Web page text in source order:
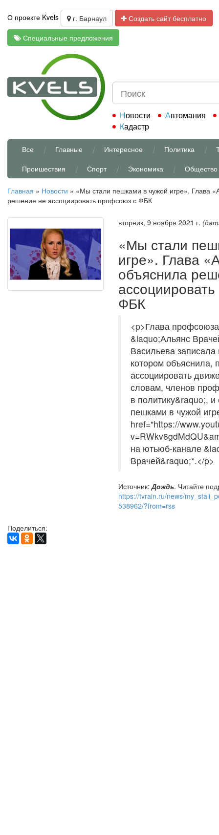
О проекте Kvels г. Барнаул
Создать сайт бесплатно
Специальные предложения
Новости
Автомания
Кадастр
Все Главные Интересное Политика
Проишествия
Спорт Экономика Общество
Главная » Новости » «Мы стали пешками в чужой игре». Глава
решение не ассоциировать профсоюз с ФБК
вторник, 9 ноября 2021 г.
«Мы стали
игре». Глава
объяснила
ФБК
<p>Глава
&laquo;Альянс
Васильева
котором объяснила,
ассоциировать
словам, членов
в политику&raquo;,
пешками в чужой
href="https://
на ютьюб-канале
Врачей&raquo;*.</p>
Источник:Дождь. Читайте
https://tvrain.ru/news/
538962/?from=rss
Поделиться: